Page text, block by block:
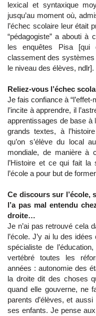
lexical et syntaxique
jusqu’au moment où,
l’échec scolaire leur était
“pédagogiste” a abouti à
les enquêtes Pisa
classement des
le niveau des élèves, ndlr].
Reliez-vous l’échec
Je fais confiance à
l’incite à apprendre, il
apprentissages de base à
grands textes, à
qu’on s’élève du local
mondiale, de manière à
l’Histoire et ce qui fait la
l’école a pour but de
Ce discours sur l’école,
l’a pas mal entendu
droite…
Je n’ai pas retrouvé cela
l’école. J’y ai lu des
spécialiste de
vertébré toutes les
années : autonomie des
la droite dit des choses
quand elle gouverne, ne
parents d’élèves, et
ses enfants. Je pense